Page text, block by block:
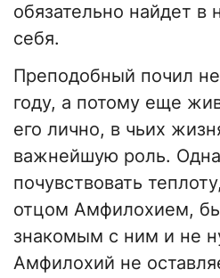
обязательно найдет в
себя.
Преподобный почил не
году, а потому еще
его лично, в чьих
важнейшую роль.
почувствовать
отцом Амфилохием,
знакомым с ним и не
Амфилохий не